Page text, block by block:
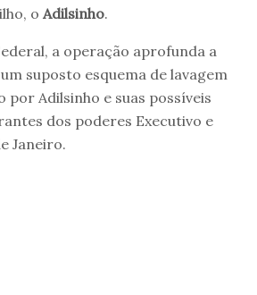
o Adilsinho.
a operação aprofunda a
suposto esquema de lavagem
por Adilsinho e suas possíveis
dos poderes Executivo e
Janeiro.